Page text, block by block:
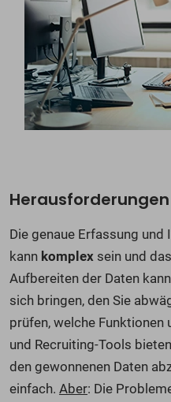
Die genaue Erfassung
kann komplex sein und
Aufbereiten der Daten
sich bringen, den Sie
prüfen, welche
und Recruiting-Tools
den gewonnenen Daten
einfach. Aber: Die